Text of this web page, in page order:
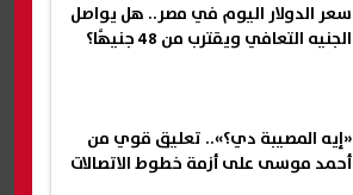
سعر الدولار اليوم في مصر.. هل يواصل
الجنيه التعافي ويقترب من 48 جنيهًا؟
«إيه المصيبة دي؟».. تعليق قوي من
أحمد موسى على أزمة خطوط الاتصالات